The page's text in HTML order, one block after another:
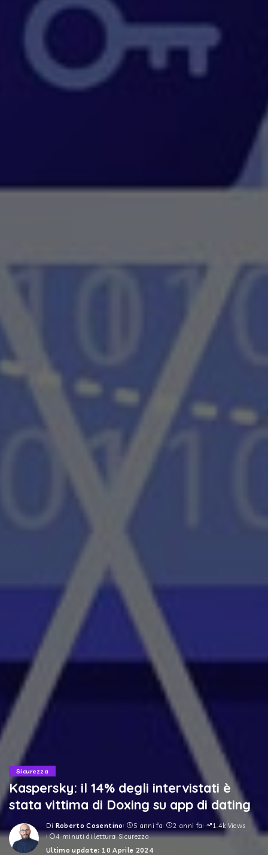
Sicurezza
Kaspersky: il 14% degli intervistati è
stata vittima di Doxing su app di dating
Posted
by
Di Roberto Cosentino 5 anni fa 2 anni fa
1.4k Views
4 minuti di lettura Sicurezza
Ultimo update: 10 Aprile 2024